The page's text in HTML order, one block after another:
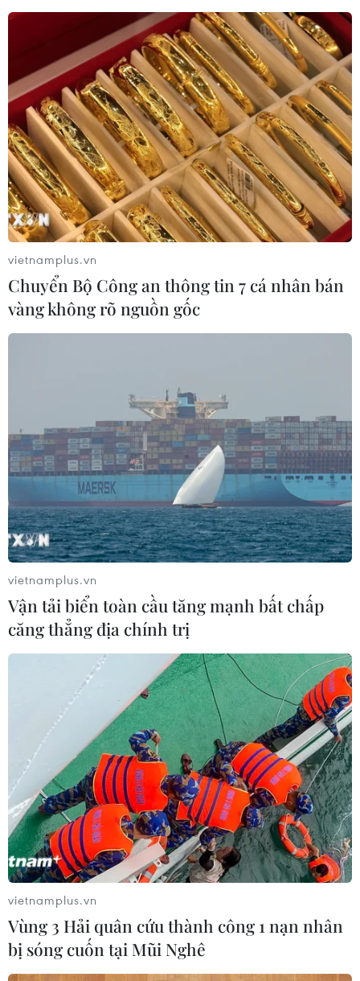
vietnamplus.vn
Chuyển Bộ Công an thông tin 7 cá nhân bán
vàng không rõ nguồn gốc
vietnamplus.vn
Vận tải biển toàn cầu tăng mạnh bất chấp
căng thẳng địa chính trị
vietnamplus.vn
Vùng 3 Hải quân cứu thành công 1 nạn nhân
bị sóng cuốn tại Mũi Nghê